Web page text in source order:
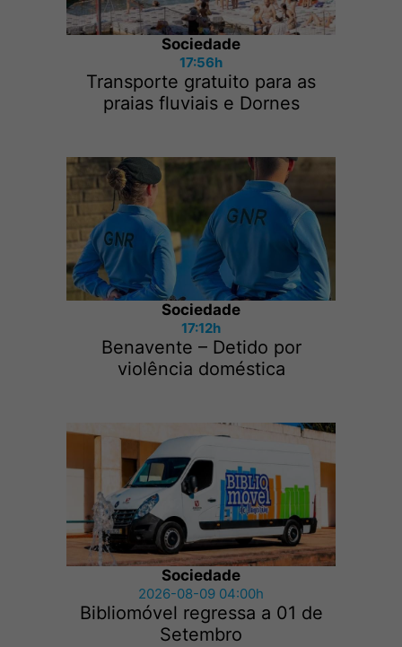
Sociedade
17:56h
Transporte gratuito para as
praias fluviais e Dornes
Sociedade
17:12h
Benavente – Detido por
violência doméstica
Sociedade
2026-08-09 04:00h
Bibliomóvel regressa a 01 de
Setembro